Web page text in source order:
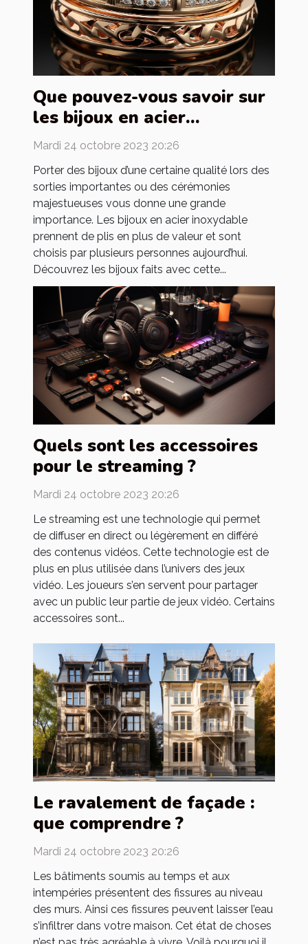
Que pouvez-vous savoir sur
les bijoux en acier
inoxydable ?
Mardi 24 octobre 2023 20:26
Porter des bijoux d’une certaine qualité lors des
sorties importantes ou des cérémonies
majestueuses vous donne une grande
importance. Les bijoux en acier inoxydable
prennent de plis en plus de valeur et sont
choisis par plusieurs personnes aujourd’hui.
Découvrez les bijoux faits avec cette...
Quels sont les accessoires
pour le streaming ?
Mardi 24 octobre 2023 20:26
Le streaming est une technologie qui permet
de diffuser en direct ou légèrement en différé
des contenus vidéos. Cette technologie est de
plus en plus utilisée dans l’univers des jeux
vidéo. Les joueurs s’en servent pour partager
avec un public leur partie de jeux vidéo. Certains
accessoires sont...
Le ravalement de façade :
que comprendre ?
Mardi 24 octobre 2023 20:26
Les bâtiments soumis au temps et aux
intempéries présentent des fissures au niveau
des murs. Ainsi ces fissures peuvent laisser l’eau
s’infiltrer dans votre maison. Cet état de choses